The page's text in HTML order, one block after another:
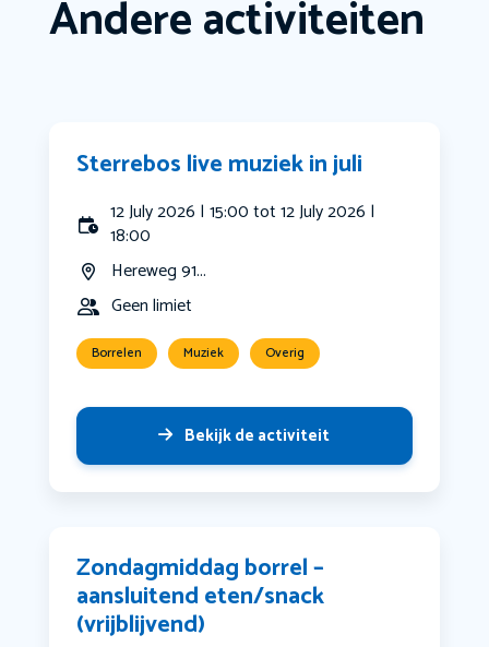
Andere activiteiten
Sterrebos live muziek in juli
12 July 2026 | 15:00 tot 12 July 2026 |
18:00
Hereweg 91...
Geen limiet
Borrelen Muziek Overig
Bekijk de activiteit
Zondagmiddag borrel –
aansluitend eten/snack
(vrijblijvend)